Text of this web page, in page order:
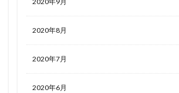
2020年8月
2020年7月
2020年6月